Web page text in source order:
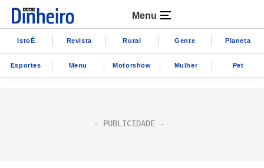
Menu
IstoÉ Revista Rural Gente Planeta
Esportes Menu Motorshow Mulher Pet